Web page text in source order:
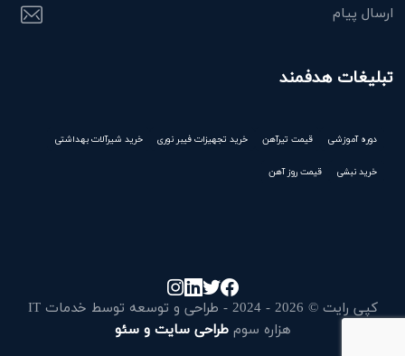
ارسال پیام
تبلیغات هدفمند
دوره آموزشی قیمت تیرآهن خرید تجهیزات فیبر نوری خرید شیرآلات بهداشتی
خرید نبشی قیمت روز آهن
کپی رایت © 2026 - 2024 - طراحی و توسعه توسط خدمات IT
هزاره سومطراحی سایت و سئو